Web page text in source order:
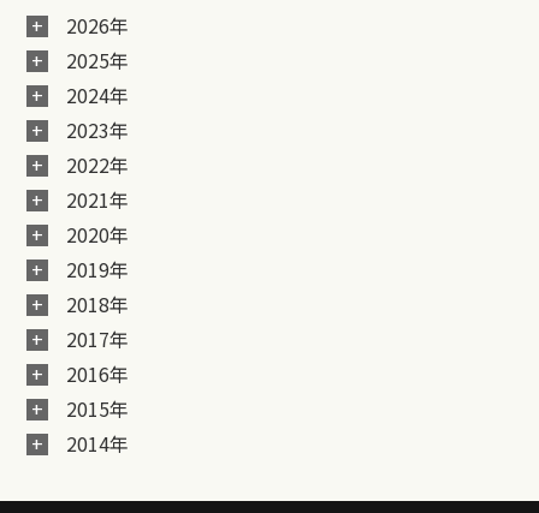
2026年
2025年
2024年
2023年
2022年
2021年
2020年
2019年
2018年
2017年
2016年
2015年
2014年